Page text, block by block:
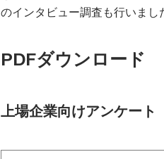
のインタビュー調査も行いまし
PDFダウンロード
上場企業向けアンケート